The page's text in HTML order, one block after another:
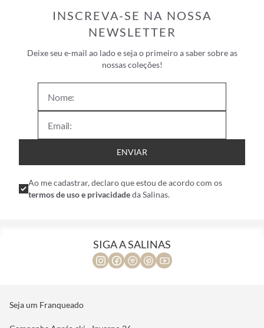
INSCREVA-SE NA NOSSA
NEWSLETTER
Deixe seu e-mail ao lado e seja o primeiro a saber sobre as
nossas coleções!
ENVIAR
Ao me cadastrar, declaro que estou de acordo com os
termos de uso e privacidadeda Salinas.
SIGA A SALINAS
Seja um Franqueado